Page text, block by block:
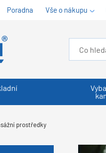
Poradna Vše o nákupu
prostředky